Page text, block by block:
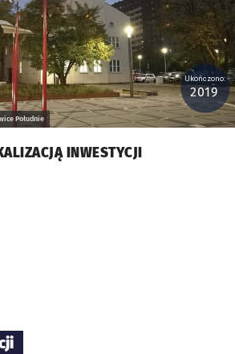
Południe
Ukończono:
2019
INWESTYCJI